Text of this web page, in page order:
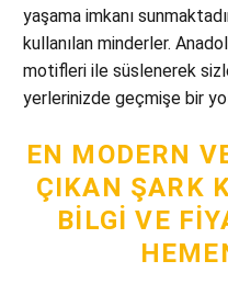
yaşama imkanı
kullanılan minderler.
motifleri ile süslenerek
yerlerinizde geçmişe bir
EN MODERN
ÇIKAN ŞARK
BILGI VE